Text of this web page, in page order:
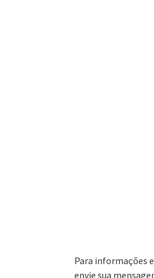
Para informações
envie sua